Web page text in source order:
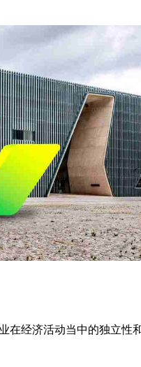
经济活动当中的独立